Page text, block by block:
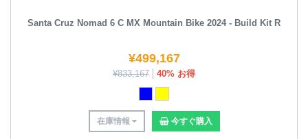
Santa Cruz Nomad 6 C MX Mountain Bike 2024 - Build Kit R
¥499,167
¥833,167 40% お得
在庫情報 今すぐ購入